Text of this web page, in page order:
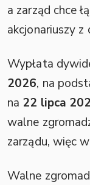
a zarząd chce
akcjonariuszy
Wypłata
2026, na
na 22 lipca
walne
zarządu, więc
Walne